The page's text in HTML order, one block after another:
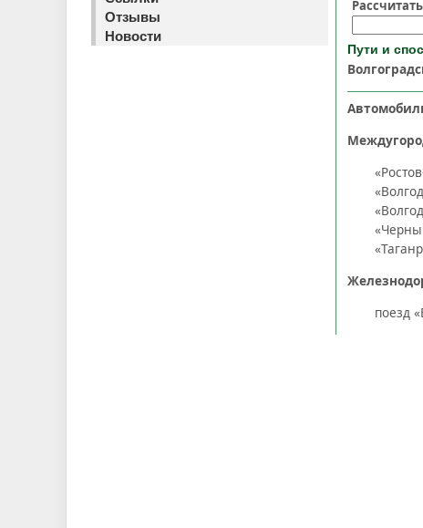
Отзывы
Новости
Пути и
поезд